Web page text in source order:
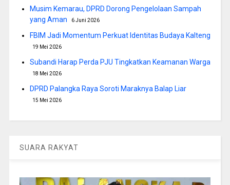
Musim Kemarau, DPRD Dorong Pengelolaan Sampah
yang Aman
6 Juni 2026
FBIM Jadi Momentum Perkuat Identitas Budaya Kalteng
19 Mei 2026
Subandi Harap Perda PJU Tingkatkan Keamanan Warga
18 Mei 2026
DPRD Palangka Raya Soroti Maraknya Balap Liar
15 Mei 2026
SUARA RAKYAT